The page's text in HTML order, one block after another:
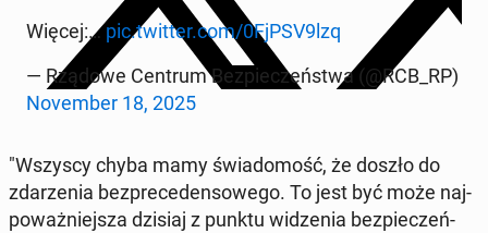
Więcej:…pic.twitter.com/0FjPSV9lzq
— Rządowe Centrum Bez­pie­czeń­stwa (@RCB_RP)
No­vem­ber 18, 2025
"Wszyscy chyba mamy świa­do­mość, że doszło do
zda­rze­nia bez­pre­ce­den­so­we­go. To jest być może naj­
po­waż­niej­sza dzisiaj z punktu wi­dze­nia bez­pie­czeń­